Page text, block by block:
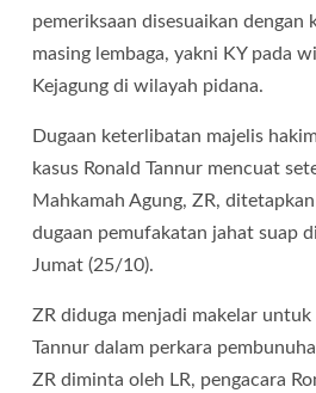
pemeriksaan disesuaikan dengan
masing lembaga, yakni KY pada
Kejagung di wilayah pidana.
Dugaan keterlibatan majelis
kasus Ronald Tannur mencuat
Mahkamah Agung, ZR,
dugaan pemufakatan jahat suap
Jumat (25/10).
ZR diduga menjadi makelar untuk
Tannur dalam perkara
ZR diminta oleh LR, pengacara